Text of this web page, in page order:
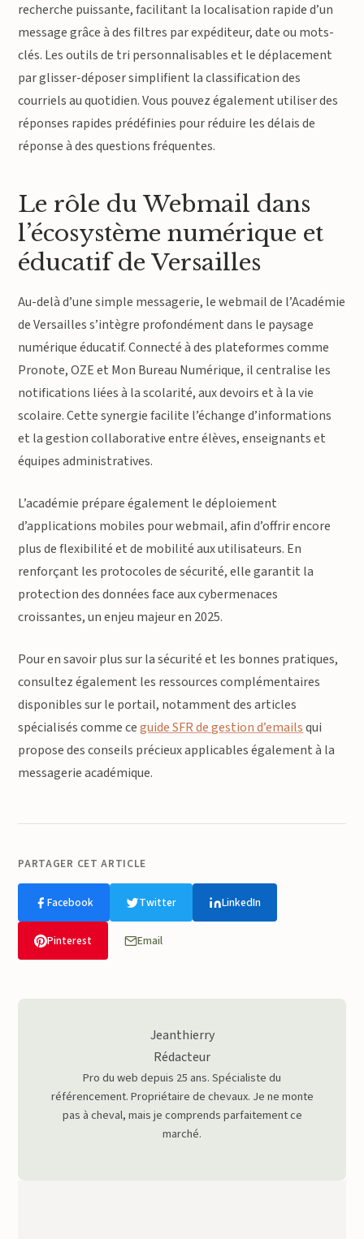
recherche puissante, facilitant la localisation rapide d’un
message grâce à des filtres par expéditeur, date ou mots-
clés. Les outils de tri personnalisables et le déplacement
par glisser-déposer simplifient la classification des
courriels au quotidien. Vous pouvez également utiliser des
réponses rapides prédéfinies pour réduire les délais de
réponse à des questions fréquentes.
Le rôle du Webmail dans
l’écosystème numérique et
éducatif de Versailles
Au-delà d’une simple messagerie, le webmail de l’Académie
de Versailles s’intègre profondément dans le paysage
numérique éducatif. Connecté à des plateformes comme
Pronote, OZE et Mon Bureau Numérique, il centralise les
notifications liées à la scolarité, aux devoirs et à la vie
scolaire. Cette synergie facilite l’échange d’informations
et la gestion collaborative entre élèves, enseignants et
équipes administratives.
L’académie prépare également le déploiement
d’applications mobiles pour webmail, afin d’offrir encore
plus de flexibilité et de mobilité aux utilisateurs. En
renforçant les protocoles de sécurité, elle garantit la
protection des données face aux cybermenaces
croissantes, un enjeu majeur en 2025.
Pour en savoir plus sur la sécurité et les bonnes pratiques,
consultez également les ressources complémentaires
disponibles sur le portail, notamment des articles
spécialisés comme ceguide SFR de gestion d’emailsqui
propose des conseils précieux applicables également à la
messagerie académique.
PARTAGER CET ARTICLE
Facebook Twitter LinkedIn
Pinterest Email
Jeanthierry
Rédacteur
Pro du web depuis 25 ans. Spécialiste du
référencement. Propriétaire de chevaux. Je ne monte
pas à cheval, mais je comprends parfaitement ce
marché.